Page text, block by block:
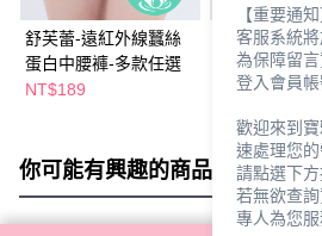
舒芙蕾-遠紅外線蠶絲
蛋白中腰褲-多款任選
NT$189
舒芙蕾-超薄
高腰褲-多款
NT$189
你可能有興趣的商品 全站排行
【重要通知
客服系統
為保障留
登入會員帳
歡迎來到
速處理您的
請點選下
若無欲查
專人為您服